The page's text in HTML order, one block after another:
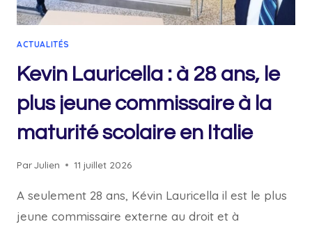
MILLE
ACTUALITÉS
Kevin Lauricella : à 28 ans, le
plus jeune commissaire à la
maturité scolaire en Italie
ParJulien 11 juillet 2026
A seulement 28 ans, Kévin Lauricella il est le plus
jeune commissaire externe au droit et à